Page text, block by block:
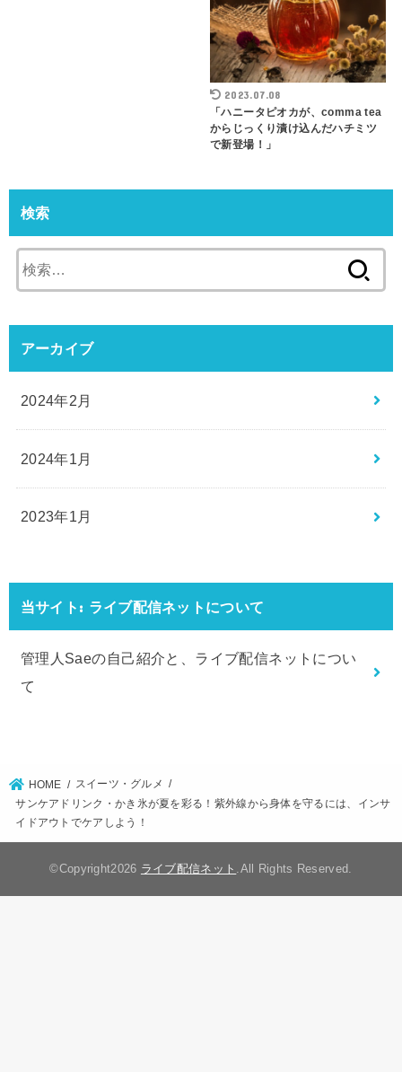
2023.07.08
「ハニータピオカが、comma tea
からじっくり漬け込んだハチミツ
で新登場！」
検索
索:
アーカイブ
2024年2月
2024年1月
2023年1月
当サイト: ライブ配信ネットについて
管理人Saeの自己紹介と、ライブ配信ネットについ
て
HOME
スイーツ・グルメ
サンケアドリンク・かき氷が夏を彩る！紫外線から身体を守るには、インサ
イドアウトでケアしよう！
©Copyright2026 ライブ配信ネット .All Rights Reserved.